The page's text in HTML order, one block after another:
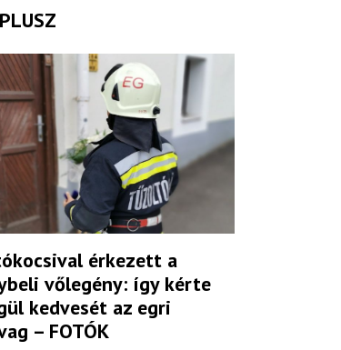
érkezett a
vőlegény: így kérte
kedvesét az egri
– FOTÓK